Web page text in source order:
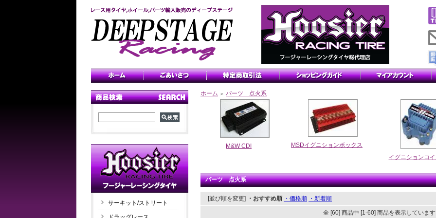
サーキット/ストリート
ホーム ＞ パーツ 点火系
M&W CDI
MSDイグニションボックス
イグニションコ
パーツ 点火系
[並び順を変更] ・おすすめ順 ・価格順 ・新着順
全 [60] 商品中 [1-60] 商品を表示していま